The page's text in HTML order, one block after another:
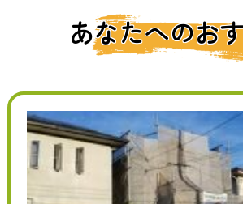
あなたへのお